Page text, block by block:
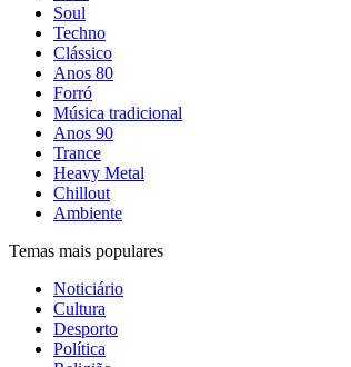
Soul
Techno
Clássico
Anos 80
Forró
Música tradicional
Anos 90
Trance
Heavy Metal
Chillout
Ambiente
Temas mais populares
Noticiário
Cultura
Desporto
Política